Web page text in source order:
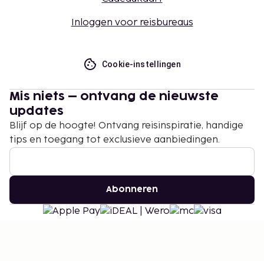
Inloggen voor reisbureaus
Cookie-instellingen
Mis niets – ontvang de nieuwste
updates
Blijf op de hoogte! Ontvang reisinspiratie, handige
tips en toegang tot exclusieve aanbiedingen.
Abonneren